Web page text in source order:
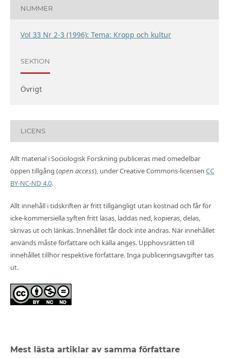
NUMMER
Vol 33 Nr 2-3 (1996): Tema: Kropp och kultur
SEKTION
Övrigt
LICENS
Allt material i Sociologisk Forskning publiceras med omedelbar
öppen tillgång (open access), under Creative Commons-licensen CC
BY-NC-ND 4.0.
Allt innehåll i tidskriften är fritt tillgängligt utan kostnad och får för
icke-kommersiella syften fritt läsas, laddas ned, kopieras, delas,
skrivas ut och länkas. Innehållet får dock inte ändras. När innehållet
används måste författare och källa anges. Upphovsrätten till
innehållet tillhör respektive författare. Inga publiceringsavgifter tas
ut.
Mest lästa artiklar av samma författare